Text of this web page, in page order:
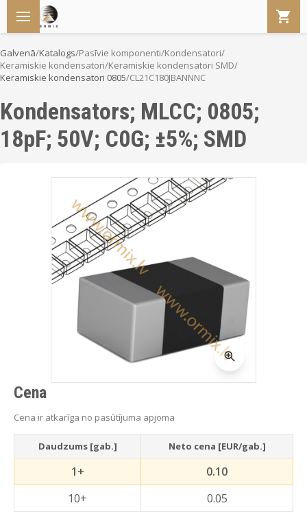
Galvenā/Katalogs/Pasīvie komponenti/Kondensatori/
Keramiskie kondensatori/Keramiskie kondensatori SMD/
Keramiskie kondensatori 0805/CL21C180JBANNNC
Kondensators; MLCC; 0805;
18pF; 50V; C0G; ±5%; SMD
Cena
Cena ir atkarīga no pasūtījuma apjoma
Daudzums [gab.] Neto cena [EUR/gab.]
1+
0.10
10+
0.05